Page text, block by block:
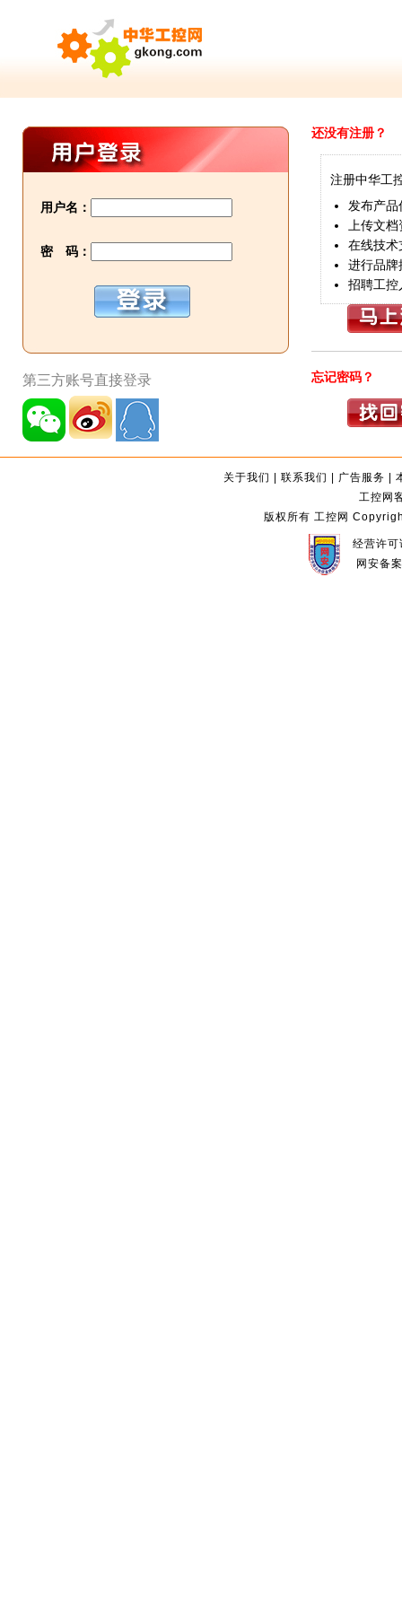
用户名：
密 码：
第三方账号直接登录
还没有注册？
注册中华工
发布产品
上传文档
在线技术
进行品牌
招聘工控
忘记密码？
关于我们 |联系我们 | 广告服务 |
工控网
版权所有 工控网
经营许
网安备